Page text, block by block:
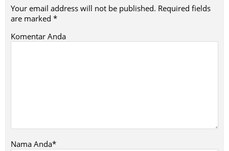
Your email address will not be published. Required fields
are marked *
Komentar Anda
Nama Anda*